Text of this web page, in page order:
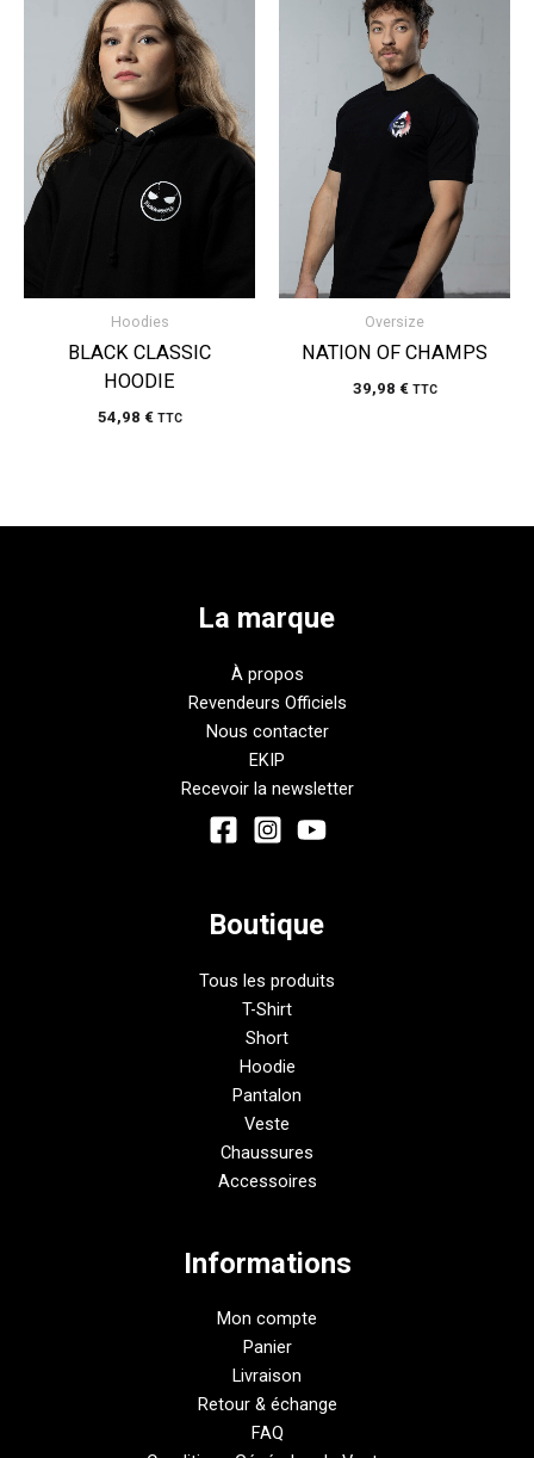
Hoodies
BLACK CLASSIC
HOODIE
54,98 € TTC
Oversize
NATION OF CHAMPS
39,98 € TTC
La marque
À propos
Revendeurs Officiels
Nous contacter
EKIP
Recevoir la newsletter
Boutique
Tous les produits
T-Shirt
Short
Hoodie
Pantalon
Veste
Chaussures
Accessoires
Informations
Mon compte
Panier
Livraison
Retour & échange
FAQ